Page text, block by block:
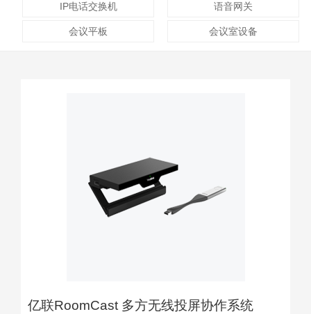
IP电话交换机 语音网关
会议平板 会议室设备
亿联RoomCast 多方无线投屏协作系统